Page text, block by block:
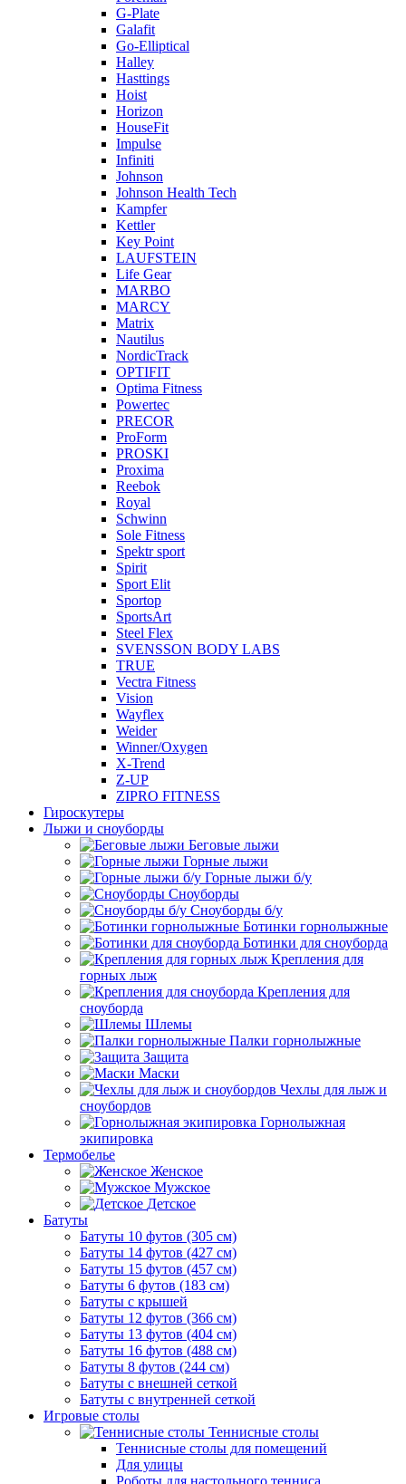
G-Plate
Galafit
Go-Elliptical
Halley
Hasttings
Hoist
Horizon
HouseFit
Impulse
Infiniti
Johnson
Johnson Health Tech
Kampfer
Kettler
Key Point
LAUFSTEIN
Life Gear
MARBO
MARCY
Matrix
Nautilus
NordicTrack
OPTIFIT
Optima Fitness
Powertec
PRECOR
ProForm
PROSKI
Proxima
Reebok
Royal
Schwinn
Sole Fitness
Spektr sport
Spirit
Sport Elit
Sportop
SportsArt
Steel Flex
SVENSSON BODY LABS
TRUE
Vectra Fitness
Vision
Wayflex
Weider
Winner/Oxygen
X-Trend
Z-UP
ZIPRO FITNESS
Гироскутеры
Лыжи и сноуборды
Беговые лыжи
Горные лыжи
Горные лыжи б/у
Сноуборды
Сноуборды б/у
Ботинки горнолыжные
Ботинки для сноуборда
Крепления для
горных лыж
Крепления для
сноуборда
Шлемы
Палки горнолыжные
Защита
Маски
Чехлы для лыж и
сноубордов
Горнолыжная
экипировка
Термобелье
Женское
Мужское
Детское
Батуты
Батуты 10 футов (305 см)
Батуты 14 футов (427 см)
Батуты 15 футов (457 см)
Батуты 6 футов (183 см)
Батуты с крышей
Батуты 12 футов (366 см)
Батуты 13 футов (404 см)
Батуты 16 футов (488 см)
Батуты 8 футов (244 см)
Батуты с внешней сеткой
Батуты с внутренней сеткой
Игровые столы
Теннисные столы
Теннисные столы для помещений
Для улицы
Роботы для настольного тенниса